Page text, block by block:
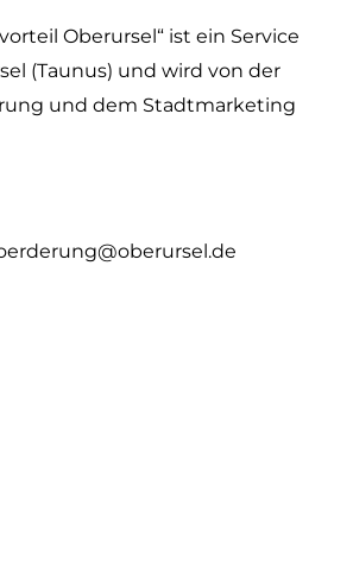
Oberursel“ ist ein Service
(Taunus) und wird von der
und dem Stadtmarketing